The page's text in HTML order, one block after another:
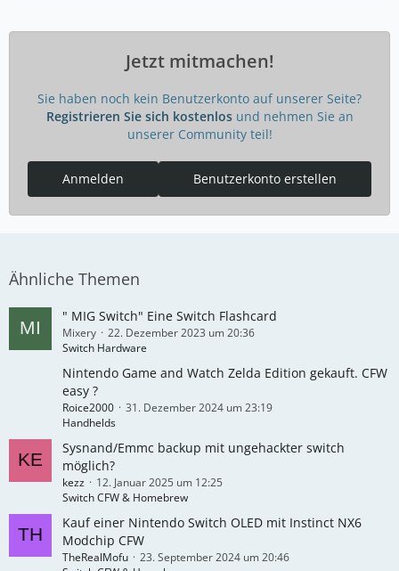
Jetzt mitmachen!
Sie haben noch kein Benutzerkonto auf unserer Seite?
Registrieren Sie sich kostenlosund nehmen Sie an
unserer Community teil!
Benutzerkonto erstellen
Anmelden
Ähnliche Themen
" MIG Switch" Eine Switch Flashcard
Mixery
22. Dezember 2023 um 20:36
Switch Hardware
Nintendo Game and Watch Zelda Edition gekauft. CFW
easy ?
Roice2000
31. Dezember 2024 um 23:19
Handhelds
Sysnand/Emmc backup mit ungehackter switch
möglich?
kezz
12. Januar 2025 um 12:25
Switch CFW & Homebrew
Kauf einer Nintendo Switch OLED mit Instinct NX6
Modchip CFW
TheRealMofu
23. September 2024 um 20:46